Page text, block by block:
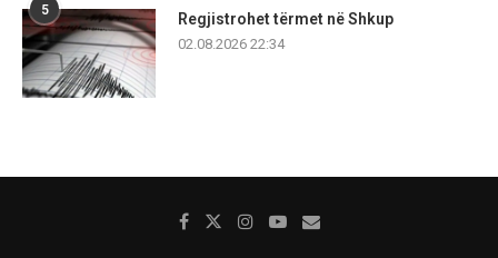
5
Regjistrohet tërmet në Shkup
02.08.2026 22:34